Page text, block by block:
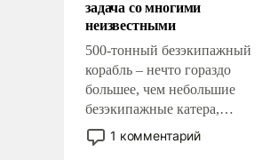
задача со многими
неизвестными
500-тонный безэкипажный
корабль – нечто гораздо
большее, чем небольшие
безэкипажные катера,
применение которых уже
стало обыденностью. Задача по
1 комментарий